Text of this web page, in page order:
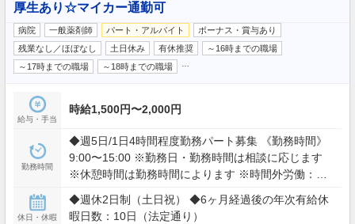
厚生あり☆マイカー通勤可
病院 一般薬剤師 パート・アルバイト
ボーナス・賞与あり
残業なし／ほぼなし
土日休み 有休推奨
～16時までの職場
～17時までの職場
～18時までの職場
給与・手当
時給1,500円〜2,000円
勤務時間
◆週5日/1日4時間程度勤務パート募集 《勤務時間》
9:00〜15:00 ※勤務日・勤務時間は相談に応じます
※休憩時間は勤務時間によります ※時間外労働：月
休日・休暇
◆週休2日制（土日祝） ◆6ヶ月経過後の年次有給休
暇日数：10日（法定通り）